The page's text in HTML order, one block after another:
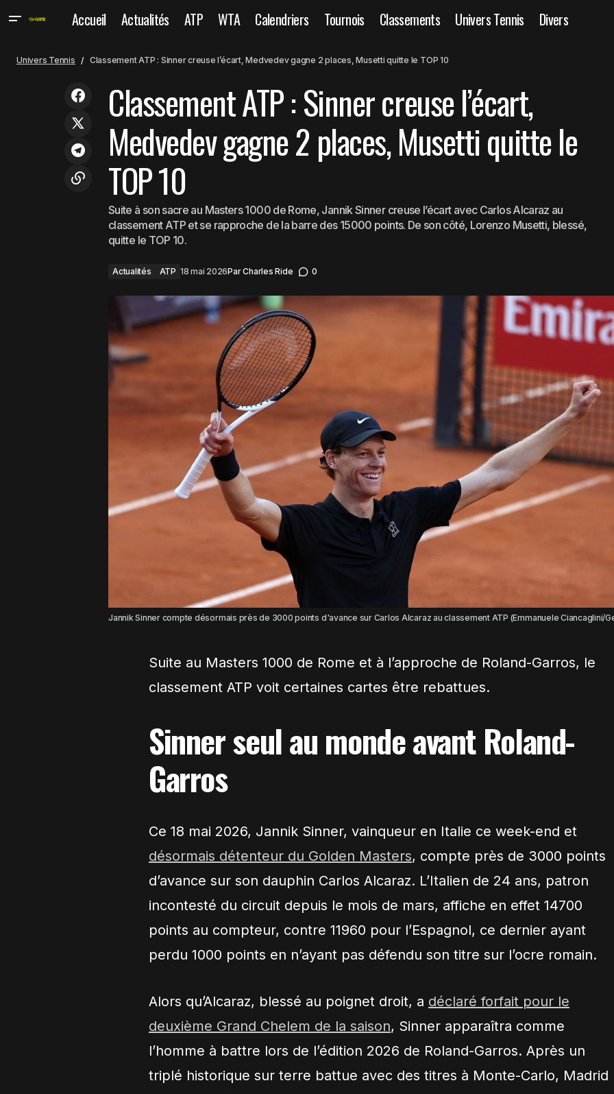
Accueil Actualités ATP WTA Calendriers Tournois Classements Univers Tennis Divers
complet du lundi 18 mai, début des
ATP
TOP 10
Univers Tennis Classement ATP : Sinner creuse l’écart, Medvedev gagne 2 places, Musetti quitte le TOP 10
Classement ATP : Sinner creuse l’écart,
Medvedev gagne 2 places, Musetti quitte le
TOP 10
Suite à son sacre au Masters 1000 de Rome, Jannik Sinner creuse l’écart avec Carlos Alcaraz au
classement ATP et se rapproche de la barre des 15000 points. De son côté, Lorenzo Musetti, blessé,
quitte le TOP 10.
Actualités ATP 18 mai 2026ParCharles Ride 0
Jannik Sinner compte désormais près de 3000 points d'avance sur Carlos Alcaraz au classement ATP (Emmanuele Ciancaglini/
Suite au Masters 1000 de Rome et à l’approche de Roland-Garros, le
classement ATP voit certaines cartes être rebattues.
Sinner seul au monde avant Roland-
Garros
Ce 18 mai 2026, Jannik Sinner, vainqueur en Italie ce week-end et
désormais détenteur du Golden Masters, compte près de 3000 points
d’avance sur son dauphin Carlos Alcaraz. L’Italien de 24 ans, patron
incontesté du circuit depuis le mois de mars, affiche en effet 14700
points au compteur, contre 11960 pour l’Espagnol, ce dernier ayant
perdu 1000 points en n’ayant pas défendu son titre sur l’ocre romain.
Alors qu’Alcaraz, blessé au poignet droit, a déclaré forfait pour le
deuxième Grand Chelem de la saison, Sinner apparaîtra comme
l’homme à battre lors de l’édition 2026 de Roland-Garros. Après un
triplé historique sur terre battue avec des titres à Monte-Carlo, Madrid